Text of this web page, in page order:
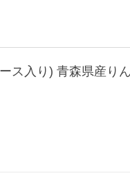
ス入り) 青森県産り